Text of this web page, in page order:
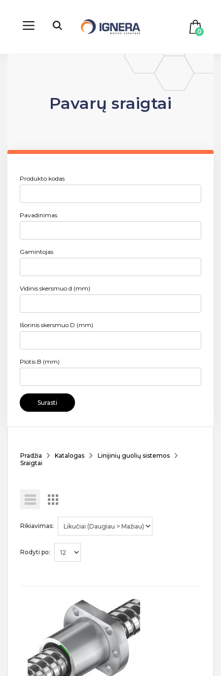
0
Pavarų sraigtai
Produkto kodas
Pavadinimas
Gamintojas
Vidinis skersmuo d (mm)
Išorinis skersmuo D (mm)
Plotis B (mm)
Surasti
Pradžia Katalogas
Linijinių guolių sistemos
Sraigtai
Rikiavimas:
Rodyti po: